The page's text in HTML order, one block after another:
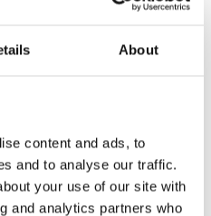
About
content and ads, to
and to analyse our traffic.
your use of our site with
and analytics partners who